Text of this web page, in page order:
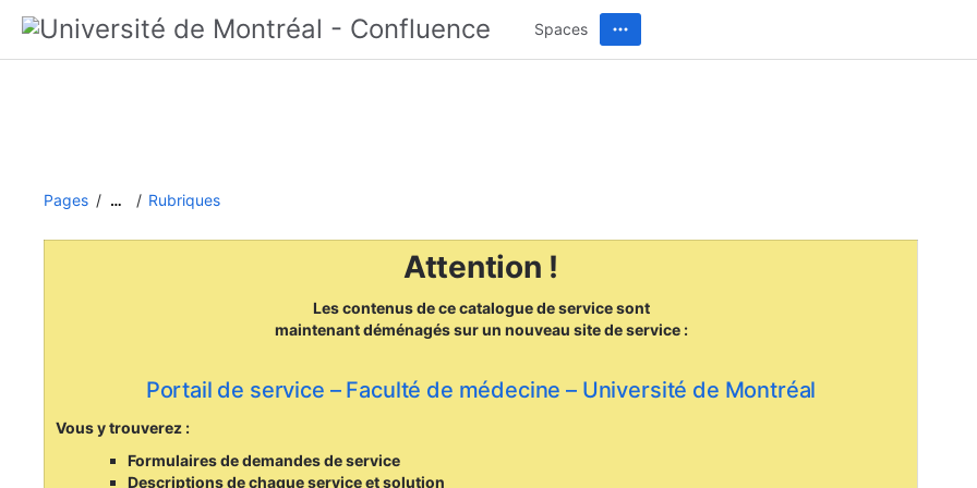
Spaces
Pages … Rubriques
Attention !
Les contenus de ce catalogue de service sont
maintenant déménagéssur un nouveau sitede service :
Portail de service – Faculté de médecine – Université de Montréal
Vous y trouverez :
Formulaires de demandes de service
Descriptions de chaque service et solution